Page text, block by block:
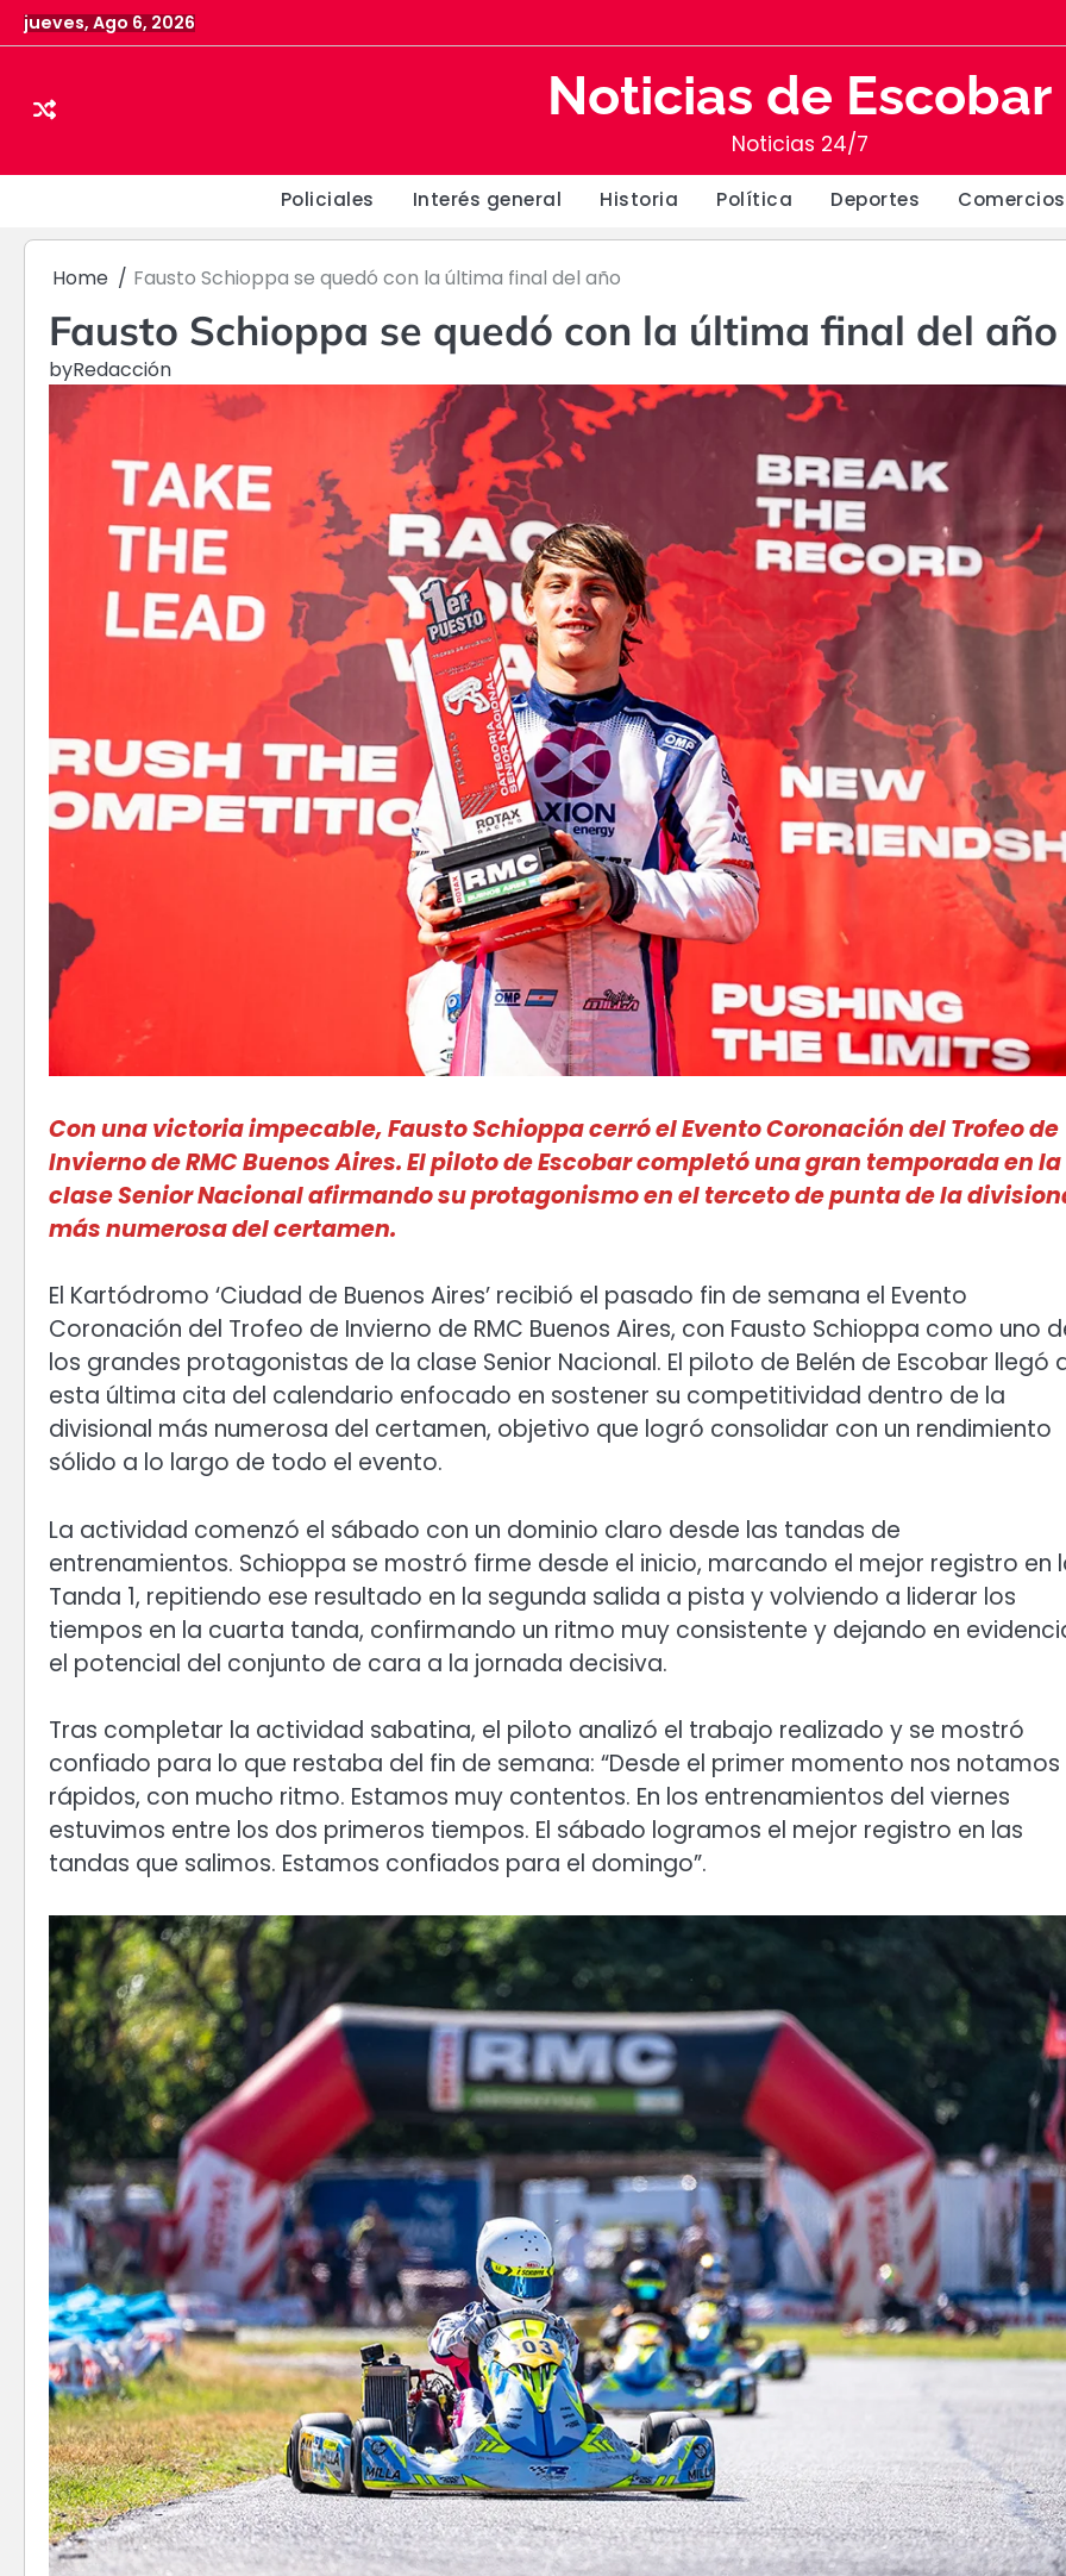
Skip
to
jueves, Ago 6, 2026
Noticias de Escobar
Noticias 24/7
Policiales Interés general Historia Política Deportes Comercios
Home Fausto Schioppa se quedó con la última final del año
Fausto Schioppa se quedó con la última final del año
byRedacción
Con una victoria impecable, Fausto Schioppa cerró el Evento Coronación del Trofeo de
Invierno de RMC Buenos Aires. El piloto de Escobar completó una gran temporada en la
clase Senior Nacional afirmando su protagonismo en el terceto de punta de la
más numerosa del certamen.
El Kartódromo ‘Ciudad de Buenos Aires’ recibió el pasado fin de semana el Evento
Coronación del Trofeo de Invierno de RMC Buenos Aires, con Fausto Schioppa como uno
los grandes protagonistas de la clase Senior Nacional. El piloto de Belén de Escobar llegó
esta última cita del calendario enfocado en sostener su competitividad dentro de la
divisional más numerosa del certamen, objetivo que logró consolidar con un rendimiento
sólido a lo largo de todo el evento.
La actividad comenzó el sábado con un dominio claro desde las tandas de
entrenamientos. Schioppa se mostró firme desde el inicio, marcando el mejor registro en
Tanda 1, repitiendo ese resultado en la segunda salida a pista y volviendo a liderar los
tiempos en la cuarta tanda, confirmando un ritmo muy consistente y dejando en
el potencial del conjunto de cara a la jornada decisiva.
Tras completar la actividad sabatina, el piloto analizó el trabajo realizado y se mostró
confiado para lo que restaba del fin de semana: “Desde el primer momento nos notamos
rápidos, con mucho ritmo. Estamos muy contentos. En los entrenamientos del viernes
estuvimos entre los dos primeros tiempos. El sábado logramos el mejor registro en las
tandas que salimos. Estamos confiados para el domingo”.